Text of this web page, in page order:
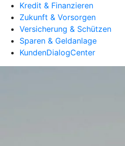
Kredit & Finanzieren
Zukunft & Vorsorgen
Versicherung & Schützen
Sparen & Geldanlage
KundenDialogCenter